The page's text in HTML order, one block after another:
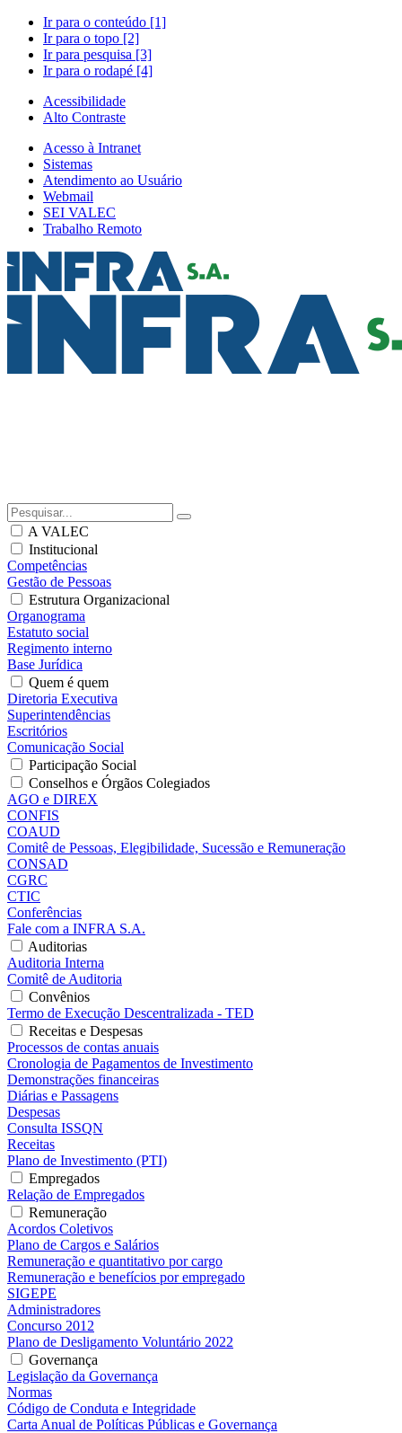
Ir para o conteúdo [1]
Ir para o topo [2]
Ir para pesquisa [3]
Ir para o rodapé [4]
Acessibilidade
Alto Contraste
Acesso à Intranet
Sistemas
Atendimento ao Usuário
Webmail
SEI VALEC
Trabalho Remoto
A VALEC
Institucional
Competências
Gestão de Pessoas
Estrutura Organizacional
Organograma
Estatuto social
Regimento interno
Base Jurídica
Quem é quem
Diretoria Executiva
Superintendências
Escritórios
Comunicação Social
Participação Social
Conselhos e Órgãos Colegiados
AGO e DIREX
CONFIS
COAUD
Comitê de Pessoas, Elegibilidade, Sucessão e Remuneração
CONSAD
CGRC
CTIC
Conferências
Fale com a INFRA S.A.
Auditorias
Auditoria Interna
Comitê de Auditoria
Convênios
Termo de Execução Descentralizada - TED
Receitas e Despesas
Processos de contas anuais
Cronologia de Pagamentos de Investimento
Demonstrações financeiras
Diárias e Passagens
Despesas
Consulta ISSQN
Receitas
Plano de Investimento (PTI)
Empregados
Relação de Empregados
Remuneração
Acordos Coletivos
Plano de Cargos e Salários
Remuneração e quantitativo por cargo
Remuneração e benefícios por empregado
SIGEPE
Administradores
Concurso 2012
Plano de Desligamento Voluntário 2022
Governança
Legislação da Governança
Normas
Código de Conduta e Integridade
Carta Anual de Políticas Públicas e Governança